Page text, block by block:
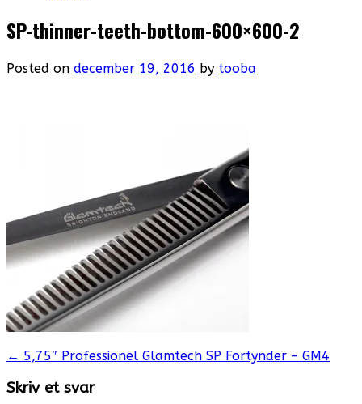
SP-thinner-teeth-bottom-600×600-2
Posted on december 19, 2016 by tooba
Post
navigation
← 5,75″ Professionel Glamtech SP Fortynder – GM4
Skriv et svar